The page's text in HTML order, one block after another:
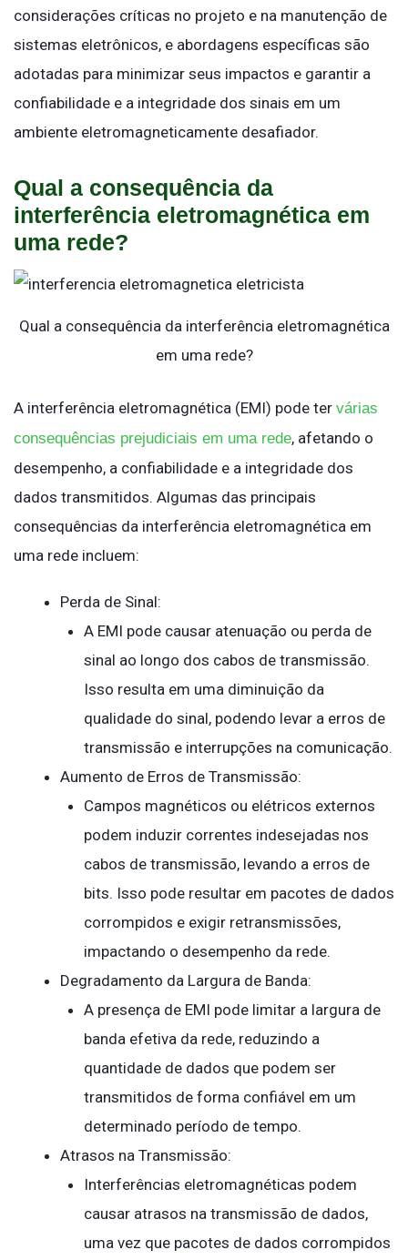
considerações críticas no projeto e na manutenção de
sistemas eletrônicos, e abordagens específicas são
adotadas para minimizar seus impactos e garantir a
confiabilidade e a integridade dos sinais em um
ambiente eletromagneticamente desafiador.
Qual a consequência da
interferência eletromagnética em
uma rede?
Qual a consequência da interferência eletromagnética
em uma rede?
A interferência eletromagnética (EMI) pode ter várias
consequências prejudiciais em uma rede, afetando o
desempenho, a confiabilidade e a integridade dos
dados transmitidos. Algumas das principais
consequências da interferência eletromagnética em
uma rede incluem:
Perda de Sinal:
A EMI pode causar atenuação ou perda de
sinal ao longo dos cabos de transmissão.
Isso resulta em uma diminuição da
qualidade do sinal, podendo levar a erros de
transmissão e interrupções na comunicação.
Aumento de Erros de Transmissão:
Campos magnéticos ou elétricos externos
podem induzir correntes indesejadas nos
cabos de transmissão, levando a erros de
bits. Isso pode resultar em pacotes de dados
corrompidos e exigir retransmissões,
impactando o desempenho da rede.
Degradamento da Largura de Banda:
A presença de EMI pode limitar a largura de
banda efetiva da rede, reduzindo a
quantidade de dados que podem ser
transmitidos de forma confiável em um
determinado período de tempo.
Atrasos na Transmissão:
Interferências eletromagnéticas podem
causar atrasos na transmissão de dados,
uma vez que pacotes de dados corrompidos